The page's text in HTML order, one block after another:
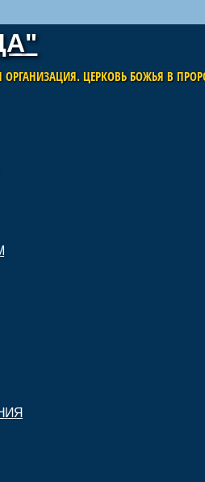
ОРГАНИЗАЦИЯ. ЦЕРКОВЬ БОЖЬЯ В